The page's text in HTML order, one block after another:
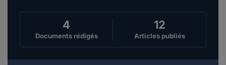
4
Documents rédigés
12
Articles publiés